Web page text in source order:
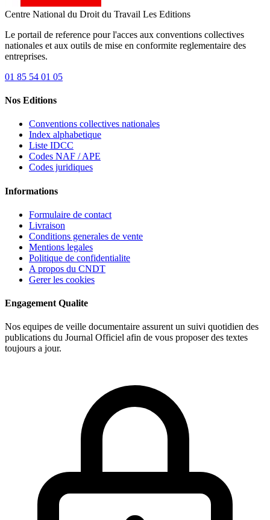
Centre National du Droit du Travail Les Editions
Le portail de reference pour l'acces aux conventions collectives
nationales et aux outils de mise en conformite reglementaire des
entreprises.
01 85 54 01 05
Nos Editions
Conventions collectives nationales
Index alphabetique
Liste IDCC
Codes NAF / APE
Codes juridiques
Informations
Formulaire de contact
Livraison
Conditions generales de vente
Mentions legales
Politique de confidentialite
A propos du CNDT
Gerer les cookies
Engagement Qualite
Nos equipes de veille documentaire assurent un suivi quotidien des
publications du Journal Officiel afin de vous proposer des textes
toujours a jour.